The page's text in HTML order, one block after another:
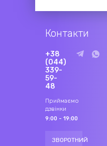
Контакти
+38
(044)
339-
59-
48
Приймаємо
дзвінки
9:00 - 19:00
ЗВОРОТНИЙ